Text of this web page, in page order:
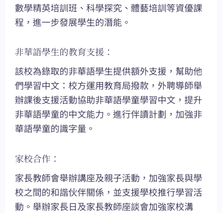
數學精英培訓班、科學探究、體藝培訓等資優課
程，進一步發展學生的潛能。
非華語學生的教育支援：
該校為錄取的非華語學生提供額外支援，幫助他
們學習中文：校方運用教育局撥款，外聘導師舉
辦課後支援活動協助非華語學童學習中文，提升
非華語學童的中文能力。進行伴讀計劃，加強非
華語學童的識字量。
家校合作：
家長教師會舉辦講座及親子活動，加強家長與學
校之間的和諧伙伴關係，並支援學校推行學習活
動。舉辦家長日及家長教師座談會加強家校溝